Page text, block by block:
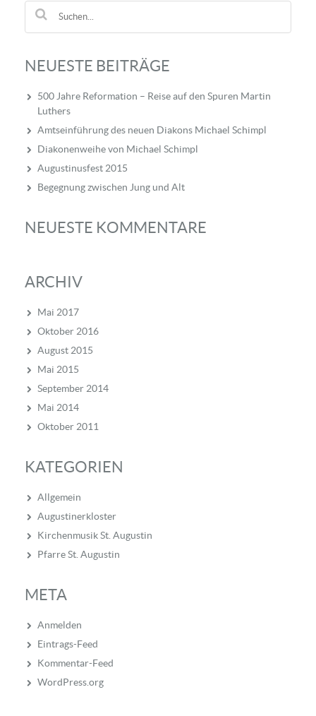
NEUESTE BEITRÄGE
500 Jahre Reformation – Reise auf den Spuren Martin
Luthers
Amtseinführung des neuen Diakons Michael Schimpl
Diakonenweihe von Michael Schimpl
Augustinusfest 2015
Begegnung zwischen Jung und Alt
NEUESTE KOMMENTARE
ARCHIV
Mai 2017
Oktober 2016
August 2015
Mai 2015
September 2014
Mai 2014
Oktober 2011
KATEGORIEN
Allgemein
Augustinerkloster
Kirchenmusik St. Augustin
Pfarre St. Augustin
META
Anmelden
Eintrags-Feed
Kommentar-Feed
WordPress.org